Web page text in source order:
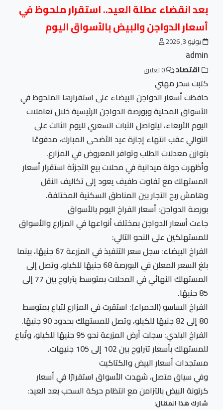
بعد انقضاء عطلة العيد.. استقرار ملحوظ في
أسعار الدواجن والبيض بالأسواق اليوم
يونيو 3, 2026
admin
اقتصاد
كتبت سحر مهني
حافظت أسعار الدواجن البيضاء على استقرارها الملحوظ في
الأسواق المحلية وبورصة الدواجن الرئيسية خلال تعاملات
اليوم الأربعاء، ليتواصل الثبات السعري لليوم الثالث على
التوالي عقب انتهاء إجازة عيد الأضحى المبارك، مدفوعًا
بتوازن معدلات الطلب وتوافر المعروض في المزارع.
وأظهرت جولة ميدانية في محلات بيع التجزئة استقرار أسعار
المستهلك مع تفاوت طفيف يعود إلى تكاليف النقل
وهامش ربح التجار بين المناطق السكنية المختلفة.
بورصة الدواجن: أسعار الفراخ اليوم بالأسواق
جاءت أسعار الدواجن بمختلف أنواعها في المزارع والأسواق
للمستهلكين على النحو التالي:
الفراخ البيضاء: سجل سعر التنفيذ في المزرعة 67 جنيهًا، بينما
بلغ السعر المعلن في البورصة 68 جنيهًا للكيلو، وتصل إلى
المستهلك النهائي في المحلات بمتوسط يتراوح بين 77 إلى
85 جنيهًا.
الفراخ الساسو (الحمراء): استقرت في المزارع لتباع بمتوسط
80 إلى 82 جنيهًا للكيلو، وتصل للمستهلك بحدود 90 جنيهًا.
الفراخ البلدي: سجلت أرض المزرعة نحو 95 جنيهًا للكيلو، وتُباع
للمستهلك بأسعار تتراوح بين 102 إلى 105 جنيهات.
مستجدات أسعار البيض والكتاكيت
وفي سياق متصل، شهدت الأسواق استقرارًا في أسعار
كرتونة البيض بالتزامن مع انتظام حركة السحب بعد العيد:
شارك هذا المقال: